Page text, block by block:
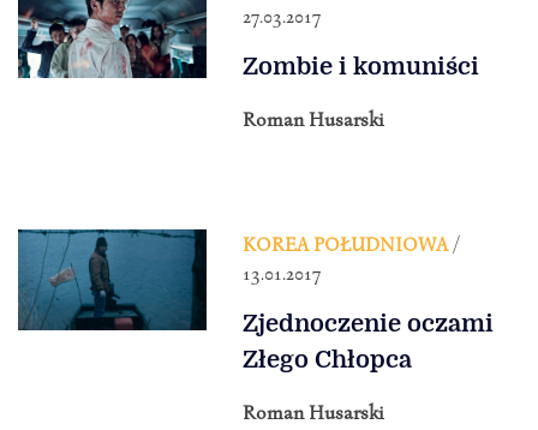
27.03.2017
Zombie i komuniści
Roman Husarski
KOREA POŁUDNIOWA/
13.01.2017
Zjednoczenie oczami
Złego Chłopca
Roman Husarski